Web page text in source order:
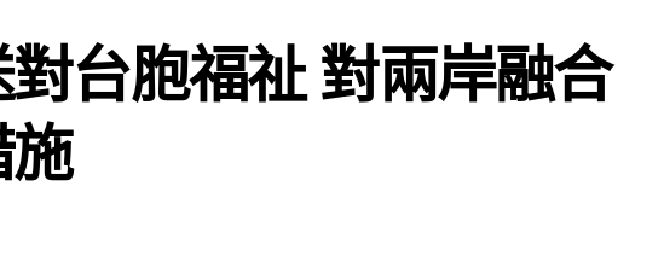
愛媛大學跨校合作 並感謝世豐螺絲捐助獎學金
點 【錦瑟】
】青春交流聚同心 攜手融合共奮進
台胞福祉 對兩岸融合